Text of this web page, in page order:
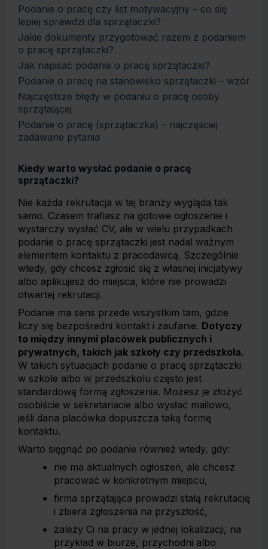
Podanie o pracę czy list motywacyjny – co się
lepiej sprawdzi dla sprzątaczki?
Jakie dokumenty przygotować razem z podaniem
o pracę sprzątaczki?
Jak napisać podanie o pracę sprzątaczki?
Podanie o pracę na stanowisko sprzątaczki – wzór
Najczęstsze błędy w podaniu o pracę osoby
sprzątającej
Podanie o pracę (sprzątaczka) – najczęściej
zadawane pytania
Kiedy warto wysłać podanie o pracę
sprzątaczki?
Nie każda rekrutacja w tej branży wygląda tak
samo. Czasem trafiasz na gotowe ogłoszenie i
wystarczy wysłać CV, ale w wielu przypadkach
podanie o pracę sprzątaczki jest nadal ważnym
elementem kontaktu z pracodawcą. Szczególnie
wtedy, gdy chcesz zgłosić się z własnej inicjatywy
albo aplikujesz do miejsca, które nie prowadzi
otwartej rekrutacji.
Podanie ma sens przede wszystkim tam, gdzie
liczy się bezpośredni kontakt i zaufanie. Dotyczy
to między innymi placówek publicznych i
prywatnych, takich jak szkoły czy przedszkola.
W takich sytuacjach podanie o pracę sprzątaczki
w szkole albo w przedszkolu często jest
standardową formą zgłoszenia. Możesz je złożyć
osobiście w sekretariacie albo wysłać mailowo,
jeśli dana placówka dopuszcza taką formę
kontaktu.
Warto sięgnąć po podanie również wtedy, gdy:
nie ma aktualnych ogłoszeń, ale chcesz
pracować w konkretnym miejscu,
firma sprzątająca prowadzi stałą rekrutację
i zbiera zgłoszenia na przyszłość,
zależy Ci na pracy w jednej lokalizacji, na
przykład w biurze, przychodni albo